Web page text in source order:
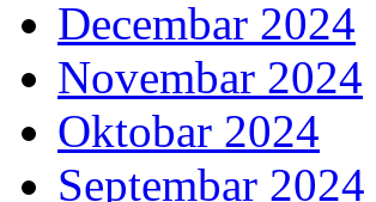
Decembar 2024
Novembar 2024
Oktobar 2024
Septembar 2024